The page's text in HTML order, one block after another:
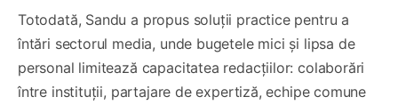
Totodată, Sandu a propus soluții practice pentru a
întări sectorul media, unde bugetele mici și lipsa de
personal limitează capacitatea redacțiilor: colaborări
între instituții, partajare de expertiză, echipe comune